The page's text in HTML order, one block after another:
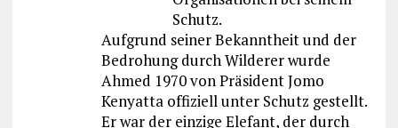
Schutz.
Aufgrund seiner Bekanntheit und der
Bedrohung durch Wilderer wurde
Ahmed 1970 von Präsident Jomo
Kenyatta offiziell unter Schutz gestellt.
Er war der einzige Elefant, der durch